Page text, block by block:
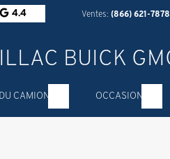
4.4 Ventes: (866) 621-7878
CAMION OCCASION